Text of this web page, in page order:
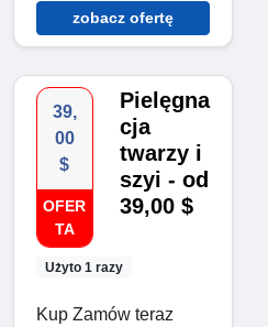
zobacz ofertę
39,
00
$
OFER
TA
Użyto 1 razy
Pielęgna
cja
twarzy i
szyi - od
39,00 $
Kup Zamów teraz